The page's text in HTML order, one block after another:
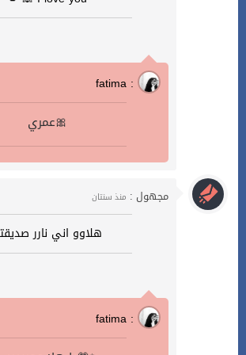
fatima :
عمري🎀
مجهول : منذ سنتان
هلاوو اني نارر
fatima :